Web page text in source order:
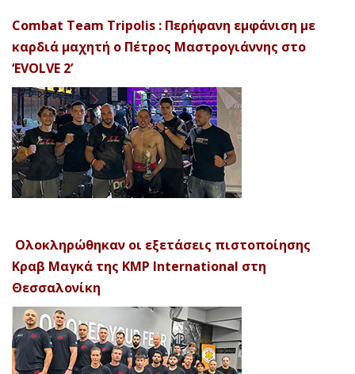
Combat Team Tripolis : Περήφανη εμφάνιση με
καρδιά μαχητή ο Πέτρος Μαστρογιάννης στο
‘EVOLVE 2’
Ολοκληρώθηκαν οι εξετάσεις πιστοποίησης
Κραβ Μαγκά της KMP International στη
Θεσσαλονίκη